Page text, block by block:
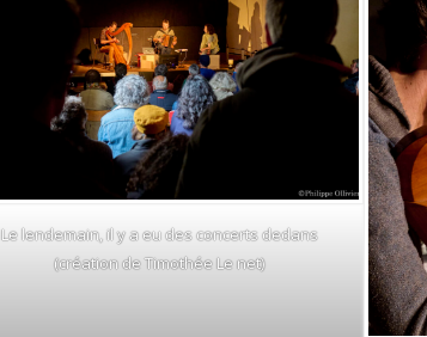
Le lendemain, il y a eu des concerts dedans
(création de Timothée Le net)